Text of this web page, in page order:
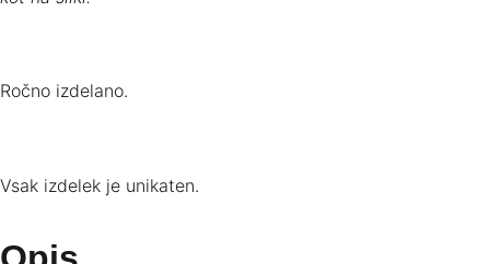
Ročno izdelano.
Vsak izdelek je unikaten.